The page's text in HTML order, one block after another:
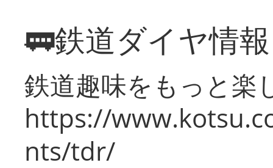
🚃鉄道ダイヤ情
鉄道趣味をもっと楽
https://
nts/tdr/